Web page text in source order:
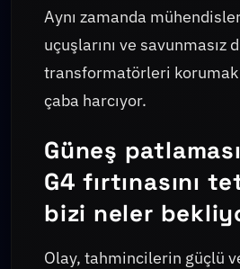
Aynı zamanda
uçuşlarını ve savunmasız
transformatörleri
çaba harcıyor.
Güneş
G4 fırtınasını
bizi neler
Olay, tahmincilerin güçlü